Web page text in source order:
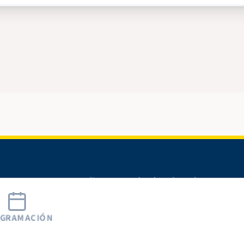
© 2026 Radio 580. Todos los derechos